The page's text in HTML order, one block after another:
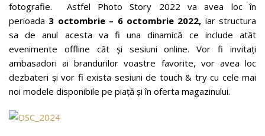
fotografie. Astfel Photo Story 2022 va avea loc în
perioada 3 octombrie – 6 octombrie 2022, iar structura
sa de anul acesta va fi una dinamică ce include atât
evenimente offline cât şi sesiuni online. Vor fi invitaţi
ambasadori ai brandurilor voastre favorite, vor avea loc
dezbateri și vor fi exista sesiuni de touch & try cu cele mai
noi modele disponibile pe piaţă şi în oferta magazinului.